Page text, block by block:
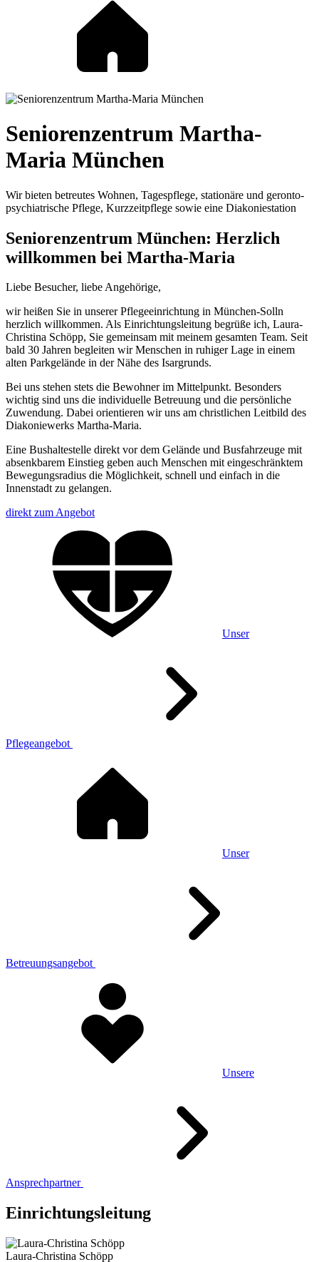
Seniorenzentrum Martha-
Maria München
Wir bieten betreutes Wohnen, Tagespflege, stationäre und geronto-
psychiatrische Pflege, Kurzzeitpflege sowie eine Diakoniestation
Seniorenzentrum München: Herzlich
willkommen bei Martha-Maria
Liebe Besucher, liebe Angehörige,
wir heißen Sie in unserer Pflegeeinrichtung in München-Solln
herzlich willkommen. Als Einrichtungsleitung begrüße ich, Laura-
Christina Schöpp, Sie gemeinsam mit meinem gesamten Team. Seit
bald 30 Jahren begleiten wir Menschen in ruhiger Lage in einem
alten Parkgelände in der Nähe des Isargrunds.
Bei uns stehen stets die Bewohner im Mittelpunkt. Besonders
wichtig sind uns die individuelle Betreuung und die persönliche
Zuwendung. Dabei orientieren wir uns am christlichen Leitbild des
Diakoniewerks Martha-Maria.
Eine Bushaltestelle direkt vor dem Gelände und Busfahrzeuge mit
absenkbarem Einstieg geben auch Menschen mit eingeschränktem
Bewegungsradius die Möglichkeit, schnell und einfach in die
Innenstadt zu gelangen.
direkt zum Angebot
Unser
Pflegeangebot
Unser
Betreuungsangebot
Unsere
Ansprechpartner
Einrichtungsleitung
Laura-Christina Schöpp